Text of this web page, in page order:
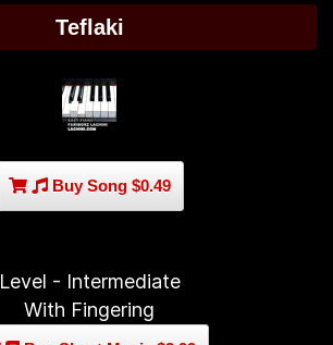
Teflaki
Buy Song $0.49
Level - Intermediate
With Fingering